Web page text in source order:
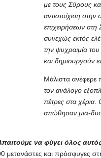
με τους Σύρους
αντιστοίχιση
επιχειρήσεων στη
συνεχώς εκτός
την ψυχραιμία
και δημιουργούν
Μάλιστα ανέφερε
τον ανάλογο
πέτρες στα χέρια.
απώθησαν μια-
να φύγει όλος
μετανάστες και πρόσφυγες